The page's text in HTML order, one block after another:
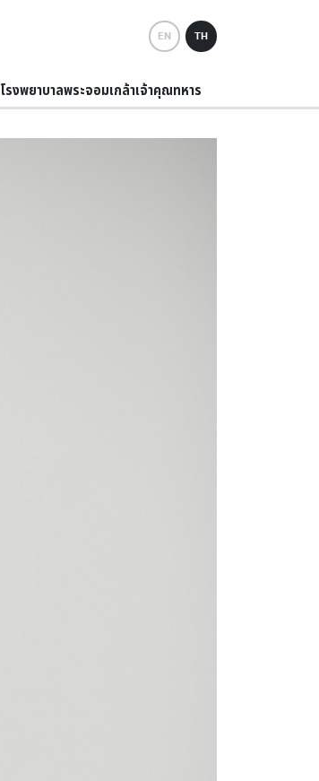
EN TH
โรงพยาบาลพระจอมเกล้าเจ้าคุณทหาร